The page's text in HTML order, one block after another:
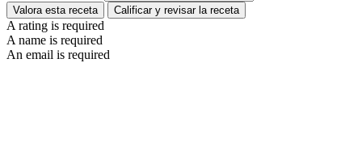
Valora esta receta Calificar y revisar la receta
A rating is required
A name is required
An email is required